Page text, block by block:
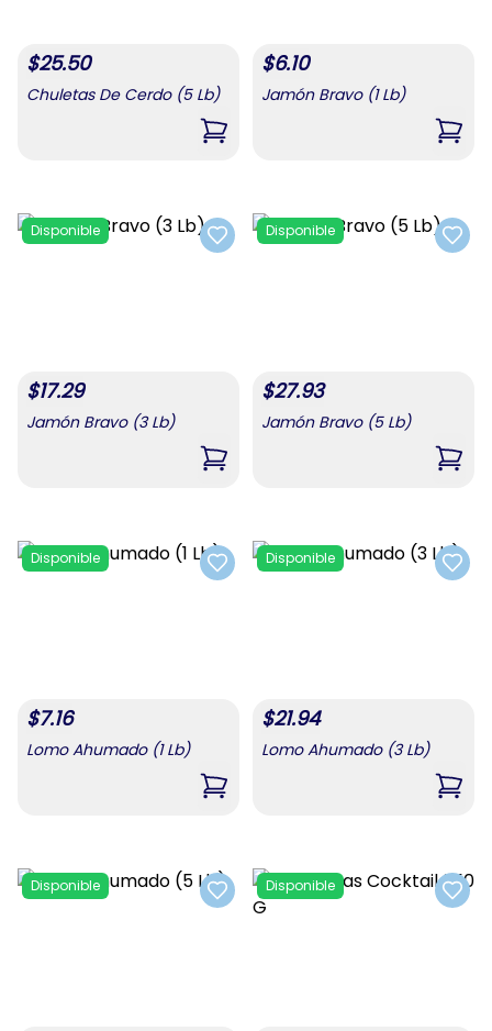
$25.50
Chuletas De Cerdo (5 Lb)
,Chuletas De Cerdo (5 Lb)
$6.10
Jamón Bravo (1 Lb)
,
Add to favorites
Disponible
$17.29
Jamón Bravo (3 Lb)
,Jamón Bravo (3 Lb)
Add
Disponible
$27.93
Jamón Bravo (5 Lb)
,
Add to favorites
Disponible
$7.16
Lomo Ahumado (1 Lb)
,Lomo Ahumado (1 Lb)
Add
Disponible
$21.94
Lomo Ahumado (3 Lb)
,
Add to favorites
Disponible
Add
Disponible